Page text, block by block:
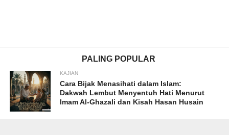
PALING POPULAR
KAJIAN
Cara Bijak Menasihati dalam Islam:
Dakwah Lembut Menyentuh Hati Menurut
Imam Al-Ghazali dan Kisah Hasan Husain